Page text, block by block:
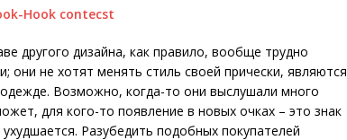
другого дизайна, как правило, вообще трудно
не хотят менять стиль своей прически, являются
Возможно, когда-то они выслушали много
для кого-то появление в новых очках – это знак
Разубедить подобных покупателей